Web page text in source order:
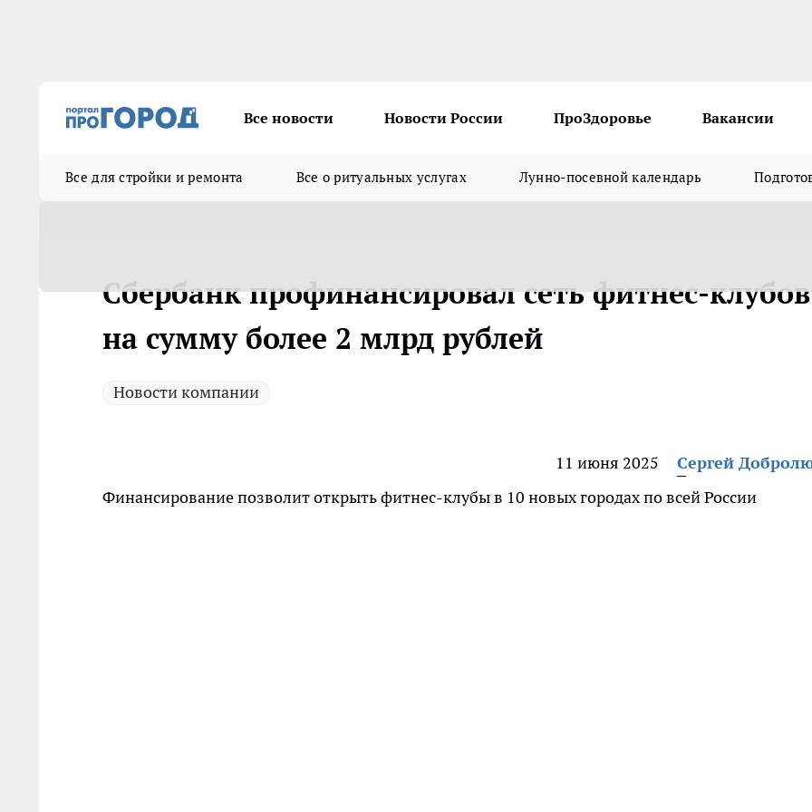
Все новости Новости России ПроЗдоровье Вакансии
Все для стройки и ремонта Все о ритуальных услугах Лунно-посевной календарь
Сбербанк профинансировал сеть фитнес-клубов
на сумму более 2 млрд рублей
Новости компании
11 июня 2025
Сергей
Финансирование позволит открыть фитнес-клубы в 10 новых городах по всей России